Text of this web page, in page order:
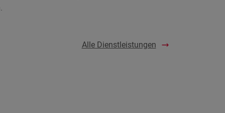
Alle Dienstleistungen